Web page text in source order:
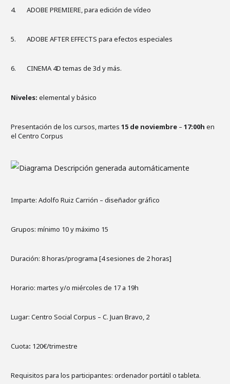
4. ADOBE PREMIERE, para edición de vídeo
5. ADOBE AFTER EFFECTS para efectos especiales
6. CINEMA 4D temas de 3d y más.
Niveles: elemental y básico
Presentación de los cursos,martes 15 de noviembre – 17:00h en
el Centro Corpus
Imparte: Adolfo Ruiz Carrión – diseñador gráfico
Grupos: mínimo 10 y máximo 15
Duración: 8 horas/programa [4 sesiones de 2 horas]
Horario: martes y/o miércoles de 17 a 19h
Lugar: Centro Social Corpus – C. Juan Bravo, 2
Cuota: 120€/trimestre
Requisitos para los participantes: ordenador portátil o tableta.